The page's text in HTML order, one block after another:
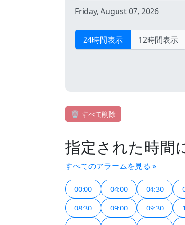
Friday, August 07, 2026
24時間表示 12時間表示
🗑️ すべて削除
指定された時間
すべてのアラームを見る »
00:00 04:00 04:30
08:30 09:00 09:30